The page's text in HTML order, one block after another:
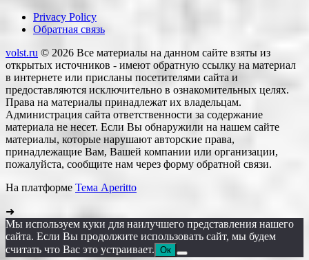
Privacy Policy
Обратная связь
volst.ru © 2026 Все материалы на данном сайте взяты из
открытых источников - имеют обратную ссылку на материал
в интернете или присланы посетителями сайта и
предоставляются исключительно в ознакомительных целях.
Права на материалы принадлежат их владельцам.
Администрация сайта ответственности за содержание
материала не несет. Если Вы обнаружили на нашем сайте
материалы, которые нарушают авторские права,
принадлежащие Вам, Вашей компании или организации,
пожалуйста, сообщите нам через форму обратной связи.
На платформе Тема Aperitto
➜
Мы используем куки для наилучшего представления нашего
сайта. Если Вы продолжите использовать сайт, мы будем
считать что Вас это устраивает. Ок